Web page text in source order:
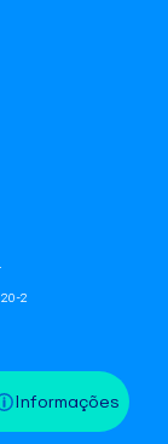
Informações
2